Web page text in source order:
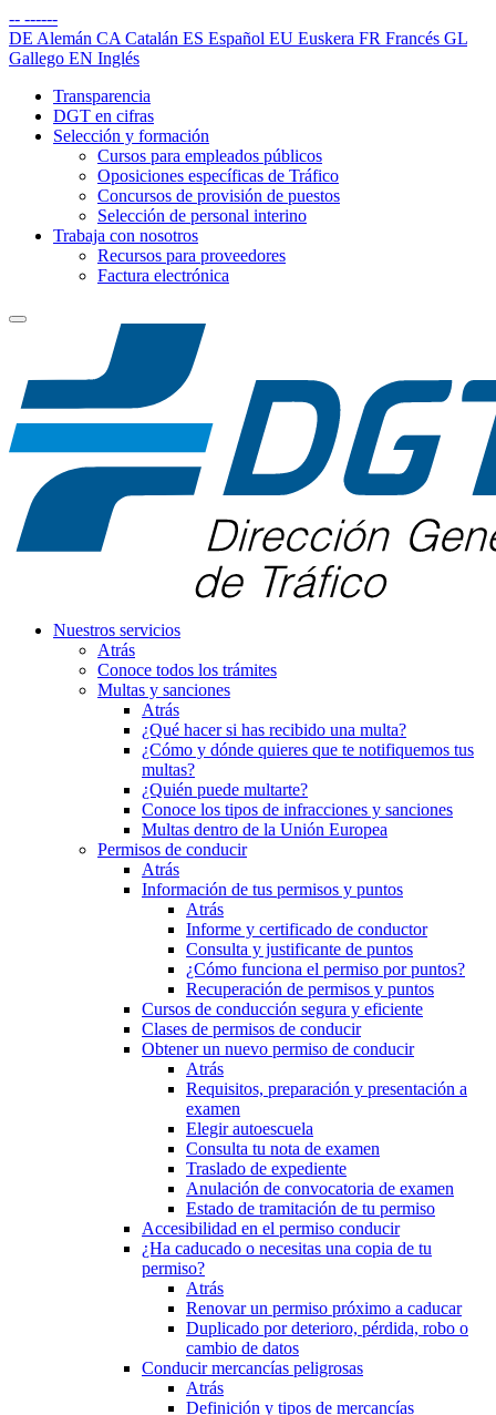
-- ------
DE Alemán CA Catalán ES Español EU Euskera FR Francés GL
Gallego EN Inglés
Transparencia
DGT en cifras
Selección y formación
Cursos para empleados públicos
Oposiciones específicas de Tráfico
Concursos de provisión de puestos
Selección de personal interino
Trabaja con nosotros
Recursos para proveedores
Factura electrónica
Nuestros servicios
Atrás
Conoce todos los trámites
Multas y sanciones
Atrás
¿Qué hacer si has recibido una multa?
¿Cómo y dónde quieres que te notifiquemos tus
multas?
¿Quién puede multarte?
Conoce los tipos de infracciones y sanciones
Multas dentro de la Unión Europea
Permisos de conducir
Atrás
Información de tus permisos y puntos
Atrás
Informe y certificado de conductor
Consulta y justificante de puntos
¿Cómo funciona el permiso por puntos?
Recuperación de permisos y puntos
Cursos de conducción segura y eficiente
Clases de permisos de conducir
Obtener un nuevo permiso de conducir
Atrás
Requisitos, preparación y presentación a
examen
Elegir autoescuela
Consulta tu nota de examen
Traslado de expediente
Anulación de convocatoria de examen
Estado de tramitación de tu permiso
Accesibilidad en el permiso conducir
¿Ha caducado o necesitas una copia de tu
permiso?
Atrás
Renovar un permiso próximo a caducar
Duplicado por deterioro, pérdida, robo o
cambio de datos
Conducir mercancías peligrosas
Atrás
Definición y tipos de mercancías